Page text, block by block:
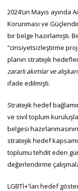
2024’ün Mayıs ayında
Korunması ve
bir belge hazırlamıştı.
“cinsiyetsizleştirme
planın stratejik
zararlı akımlar ve
ifade edilmişti.
Stratejik hedef
ve sivil toplum
belgesi
stratejik hedef
toplumu tehdit eden
değerlendirme
LGBTİ+'ları hedef